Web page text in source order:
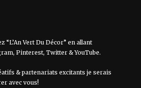
“L’An Vert Du Décor” en allant
, Pinterest, Twitter&YouTube.
& partenariats excitants je serais
avec vous!